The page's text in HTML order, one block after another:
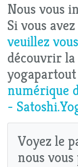
Nous vous
Si vous
veuillez
découvrir
numérique
-
Voyez le
nous